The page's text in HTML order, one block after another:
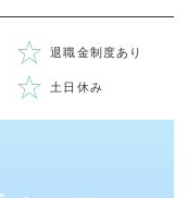
退職金制度あり
土日休み